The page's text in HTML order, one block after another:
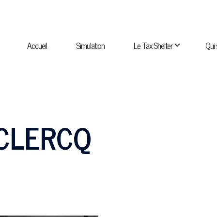
Accueil Simulation Le Tax Shelter
navigation Qui sommes-nous ?sous-navigation Catalogue